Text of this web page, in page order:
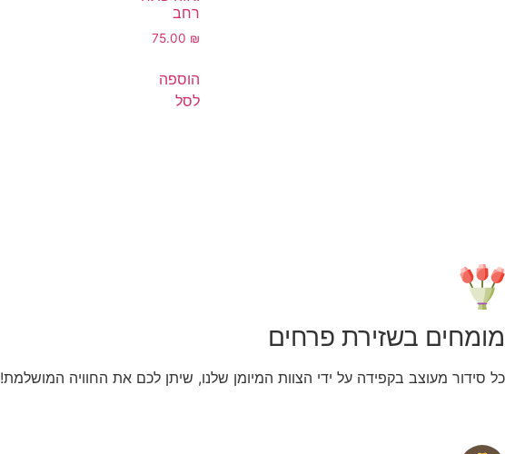
רחב
75.00 ₪
הוספה
לסל
מומחים בשזירת פרחים
כל סידור מעוצב בקפידה על ידי הצוות המיומן שלנו, שיתן לכם את החוויה המושלמת!